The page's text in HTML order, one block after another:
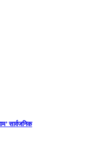
सार्वजनिक